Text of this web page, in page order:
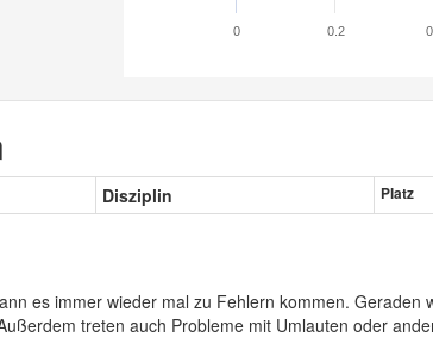
0 0.2
Disziplin Platz
es immer wieder mal zu Fehlern kommen.
treten auch Probleme mit Umlauten oder